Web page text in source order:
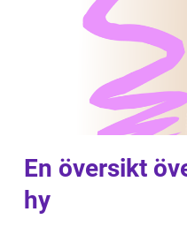
En översikt
hy